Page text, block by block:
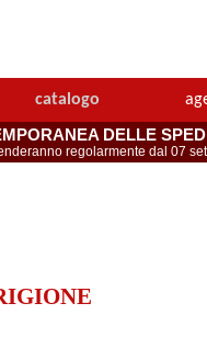
catalogo
DELLE
regolarmente dal 07